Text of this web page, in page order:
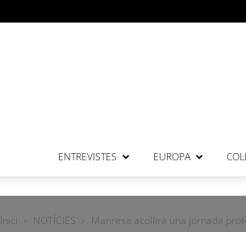
ENTREVISTES EUROPA
Inici NOTÍCIES Manresa acollirà una jornada